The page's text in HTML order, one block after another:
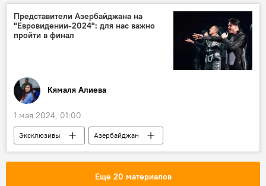
гамма-лучи
Ученые
Представители Азербайджана на
"Евровидении-2024": для нас важно
пройти в финал
Кямаля Алиева
1 мая 2024, 01:00
Эксклюзивы
Азербайджан
Общество
"Евровидение-2024"
Еще 20 материалов